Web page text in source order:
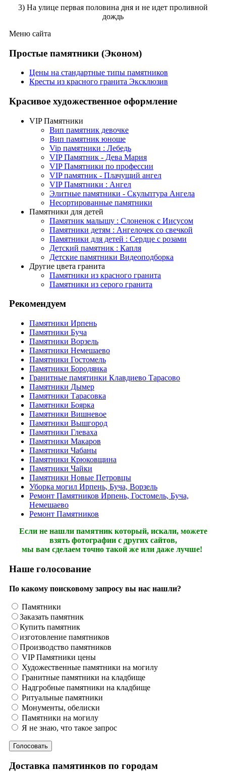
3) На улице первая половина дня и не идет проливной
дождь
Меню сайта
Простые памятники (Эконом)
Цены на стандартные типы памятников
Кресты из красного гранита Эксклюзив
Красивое художественное оформление
VIP Памятники
Вип памятник девочке
Вип памятник юноше
Vip памятники : Лебедь
VIP Памятник - Дева Мария
VIP Памятники по профессии
VIP памятник - Плачущий ангел
VIP Памятники : Ангел
Элитные памятники - Скульптура Ангела
Несортированные памятники
Памятники для детей
Памятник малышу : Слоненок с Иисусом
Памятники детям : Ангелочек со свечкой
Памятники для детей : Сердце с розами
Детский памятник : Капля
Детские памятники Видеоподборка
Другие цвета гранита
Памятники из красного гранита
Памятники из серого гранита
Рекомендуем
Памятники Ирпень
Памятники Буча
Памятники Ворзель
Памятники Немешаево
Памятники Гостомель
Памятники Бородянка
Гранитные памятинки Клавдиево Тарасово
Памятники Дымер
Памятники Тарасовка
Памятники Боярка
Памятники Вишневое
Памятники Вышгород
Памятники Глеваха
Памятники Макаров
Памятники Чабаны
Памятники Крюковщина
Памятники Чайки
Памятники Новые Петровцы
Уборка могил Ирпень, Буча, Ворзель
Ремонт Памятников Ирпень, Гостомель, Буча,
Немешаево
Ремонт Памятников
Если не нашли памятник который, искали, можете
взять фотографии с других сайтов,
мы вам сделаем точно такой же или даже лучше!
Наше голосование
По какому поисковому запросу вы нас нашли?
Памятники
Заказать памятник
Купить памятник
изготовление памятников
Производство памятников
VIP Памятники цены
Художественные памятники на могилу
Гранитные памятники на кладбище
Надгробные памятники на кладбище
Ритуальные памятники
Монументы, обелиски
Памятники на могилу
Я не знаю, что такое запрос
Доставка памятинков по городам